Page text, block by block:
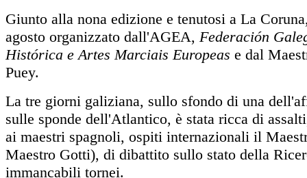
Giunto alla nona edizione e tenutosi a La
agosto organizzato dall'AGEA, Federación
Histórica e Artes Marciais Europeas e dal
Puey.
La tre giorni galiziana, sullo sfondo di una
sulle sponde dell'Atlantico, è stata ricca di
ai maestri spagnoli, ospiti internazionali il
Maestro Gotti), di dibattito sullo stato della
immancabili tornei.